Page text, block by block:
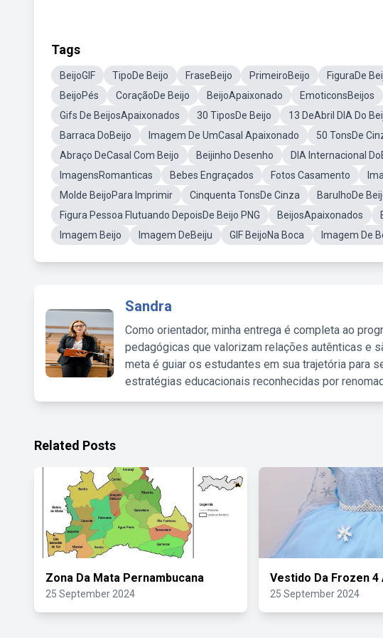
Tags
BeijoGIF TipoDe Beijo FraseBeijo PrimeiroBeijo FiguraDe
BeijoPés
CoraçãoDe Beijo BeijoApaixonado EmoticonsBeijos
Gifs De BeijosApaixonados
30 TiposDe Beijo 13 DeAbril DIA Do
Barraca DoBeijo
Imagem De UmCasal Apaixonado 50 TonsDe
Abraço DeCasal Com Beijo
Beijinho Desenho DIA Internacional
ImagensRomanticas
Bebes Engraçados Fotos Casamento
Molde BeijoPara Imprimir
Cinquenta TonsDe Cinza BarulhoDe
Figura Pessoa Flutuando DepoisDe Beijo PNG
BeijosApaixonados
Imagem Beijo
Imagem DeBeiju GIF BeijoNa Boca Imagem De
Sandra
Como orientador, minha entrega é completa ao
pedagógicas que valorizam relações autênticas e
meta é guiar os estudantes em sua trajetória para
estratégias educacionais reconhecidas por
Related Posts
Zona Da Mata Pernambucana
25 September 2024
Vestido Da Frozen 4
25 September 2024